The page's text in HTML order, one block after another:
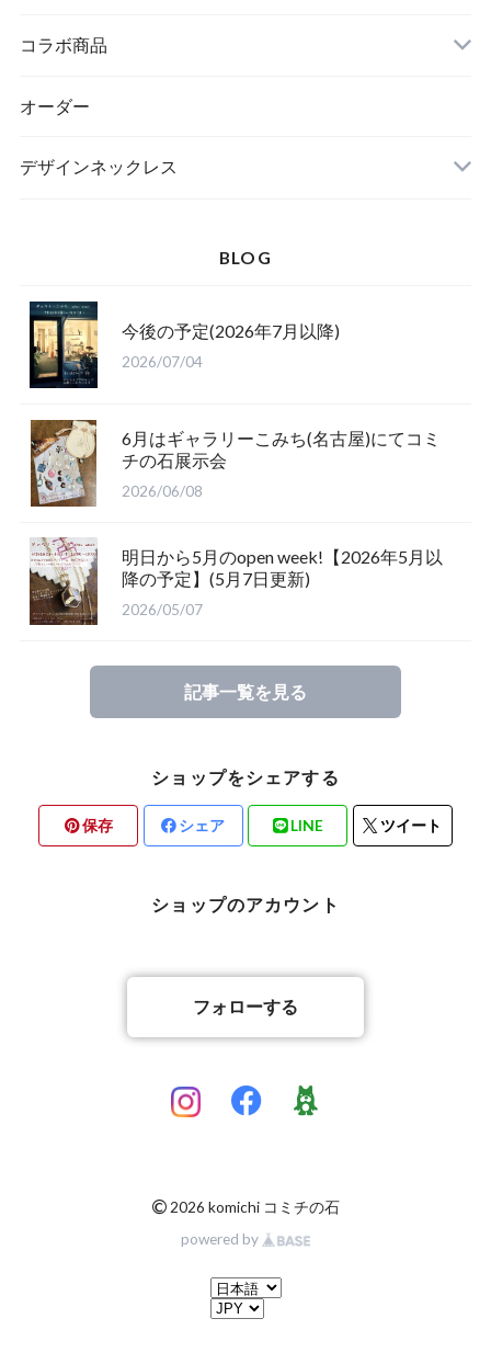
コラボ商品
オーダー
デザインネックレス
BLOG
今後の予定(2026年7月以降)
2026/07/04
6月はギャラリーこみち(名古屋)にてコミ
チの石展示会
2026/06/08
明日から5月のopen week!【2026年5月以
降の予定】(5月7日更新)
2026/05/07
記事一覧を見る
ショップをシェアする
保存 シェア LINE ツイート
ショップのアカウント
フォローする
©2026 komichi コミチの石
powered by